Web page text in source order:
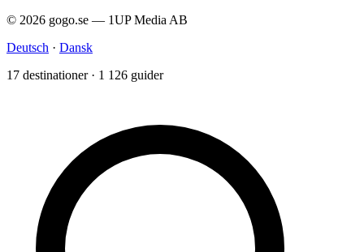
© 2026 gogo.se — 1UP Media AB
Deutsch · Dansk
17 destinationer · 1 126 guider